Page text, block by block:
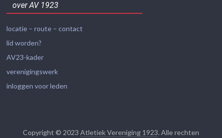
over AV 1923
locatie – route – contact
lid worden?
AV23-kader
verenigingswerk
inloggen voor leden
Copyright © 2023 Atletiek Vereniging 1923. Alle rechten